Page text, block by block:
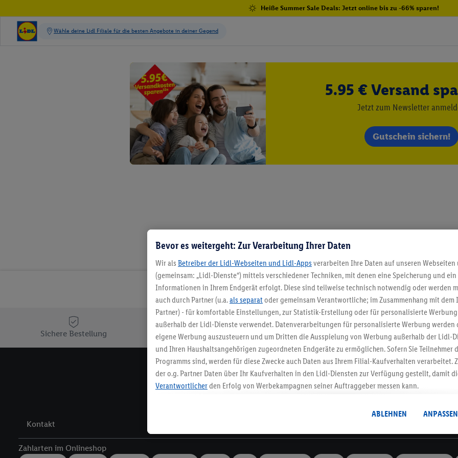
Heiße Summer Sale Deals: Jetzt online bis zu -66% sparen!
5.95 € Versand
Jetzt zum Newsletter
Gutschein sichern!
Lidl-Newsletter
Sichere Bestellung Kostenlose Retoure Rückgabefrist von
Newsletter
Melde dich zum Lidl Newsletter an & sichere dir dein
Kontakt
Zahlarten im Onlineshop
Bevor es weitergeht: Zur Verarbeitung Ihrer Daten
Wir als Betreiber der Lidl-Webseiten und Lidl-Apps verarbeiten Ihre Daten auf unseren Webseiten
(gemeinsam: „Lidl-Dienste“) mittels verschiedener Techniken, mit denen eine Speicherung und
Informationen in Ihrem Endgerät erfolgt. Diese sind teilweise technisch notwendig oder werden
auch durch Partner (u.a.als separat oder gemeinsam Verantwortliche; im Zusammenhang mit dem
Partner) - für komfortable Einstellungen, zur Statistik-Erstellung oder für personalisierte
außerhalb der Lidl-Dienste verwendet. Datenverarbeitungen für personalisierte Werbung werden
eigene Werbung auszusteuern und um Dritten die Ausspielung von Werbung außerhalb der Lidl-
und Ihren Haushaltsangehörigen zugeordneten Endgeräte zu ermöglichen. Sofern Sie Teilnehmer
Programms sind, werden für diese Zwecke auch Daten aus Ihrem Filial-Kaufverhalten verarbeitet.
der o.g. Partner Daten über Ihr Kaufverhalten in den Lidl-Diensten zur Verfügung gestellt, damit
Verantwortlicherden Erfolg von Werbekampagnen seiner Auftraggeber messen kann.
angereicherten Profilen. Dies umfasst die Zusammenführung von Daten (z.B. über Ihre Nutzung
Kaufverhalten in den Lidl-Diensten, Informationen aus Ihrem Kundenkonto - z.B. Alter oder
genauen Standortdaten) auch über verschiedene Endgeräte und Lidl-Dienste hinweg
ABLEHNEN ANPASSEN